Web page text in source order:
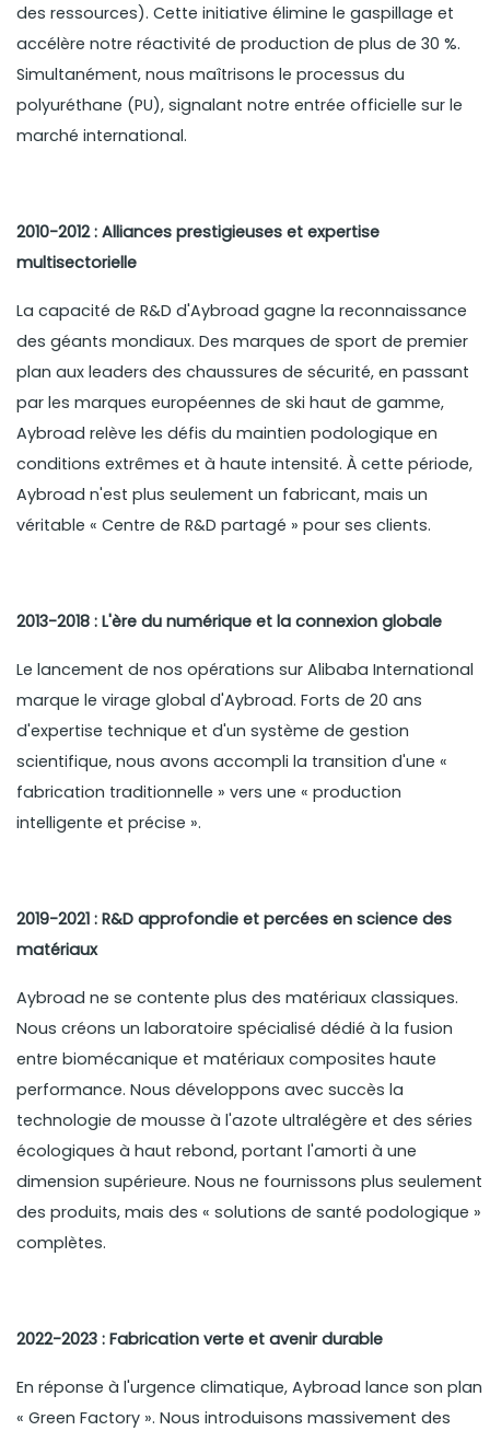
des ressources). Cette initiative élimine le gaspillage et
accélère notre réactivité de production de plus de 30 %.
Simultanément, nous maîtrisons le processus du
polyuréthane (PU), signalant notre entrée officielle sur le
marché international.
2010-2012 : Alliances prestigieuses et expertise
multisectorielle
La capacité de R&D d'Aybroad gagne la reconnaissance
des géants mondiaux. Des marques de sport de premier
plan aux leaders des chaussures de sécurité, en passant
par les marques européennes de ski haut de gamme,
Aybroad relève les défis du maintien podologique en
conditions extrêmes et à haute intensité. À cette période,
Aybroad n'est plus seulement un fabricant, mais un
véritable « Centre de R&D partagé » pour ses clients.
2013-2018 : L'ère du numérique et la connexion globale
Le lancement de nos opérations sur Alibaba International
marque le virage global d'Aybroad. Forts de 20 ans
d'expertise technique et d'un système de gestion
scientifique, nous avons accompli la transition d'une «
fabrication traditionnelle » vers une « production
intelligente et précise ».
2019-2021 : R&D approfondie et percées en science des
matériaux
Aybroad ne se contente plus des matériaux classiques.
Nous créons un laboratoire spécialisé dédié à la fusion
entre biomécanique et matériaux composites haute
performance. Nous développons avec succès la
technologie de mousse à l'azote ultralégère et des séries
écologiques à haut rebond, portant l'amorti à une
dimension supérieure. Nous ne fournissons plus seulement
des produits, mais des « solutions de santé podologique »
complètes.
2022-2023 : Fabrication verte et avenir durable
En réponse à l'urgence climatique, Aybroad lance son plan
« Green Factory ». Nous introduisons massivement des